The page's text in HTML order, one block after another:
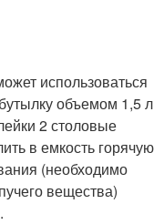
использоваться
объемом 1,5 л
2 столовые
в емкость горячую
(необходимо
вещества)